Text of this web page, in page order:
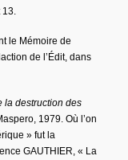
le Mémoire de
de l’Édit, dans
la destruction des
1979. Où l’on
» fut la
GAUTHIER, « La